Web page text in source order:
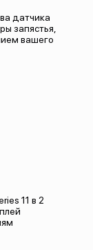
датчика
запястья,
вашего
11 в 2